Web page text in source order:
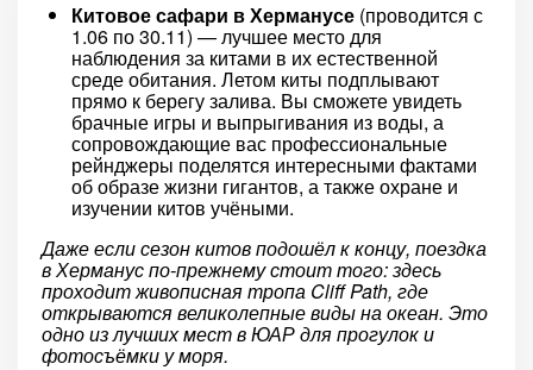
Китовое сафари в Херманусе (проводится с
1.06 по 30.11) — лучшее место для
наблюдения за китами в их естественной
среде обитания. Летом киты подплывают
прямо к берегу залива. Вы сможете увидеть
брачные игры и выпрыгивания из воды, а
сопровождающие вас профессиональные
рейнджеры поделятся интересными фактами
об образе жизни гигантов, а также охране и
изучении китов учёными.
Даже если сезон китов подошёл к концу, поездка
в Херманус по-прежнему стоит того: здесь
проходит живописная тропа Cliff Path, где
открываются великолепные виды на океан. Это
одно из лучших мест в ЮАР для прогулок и
фотосъёмки у моря.